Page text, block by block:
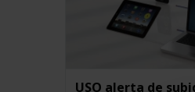
USO alerta de